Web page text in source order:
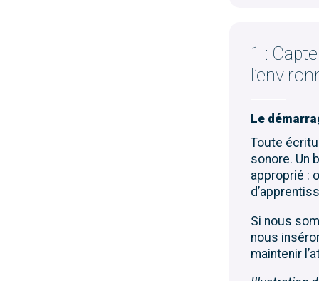
1 :
Le
Toute
sonore. Un
approprié :
Si nous
nous insér
maintenir